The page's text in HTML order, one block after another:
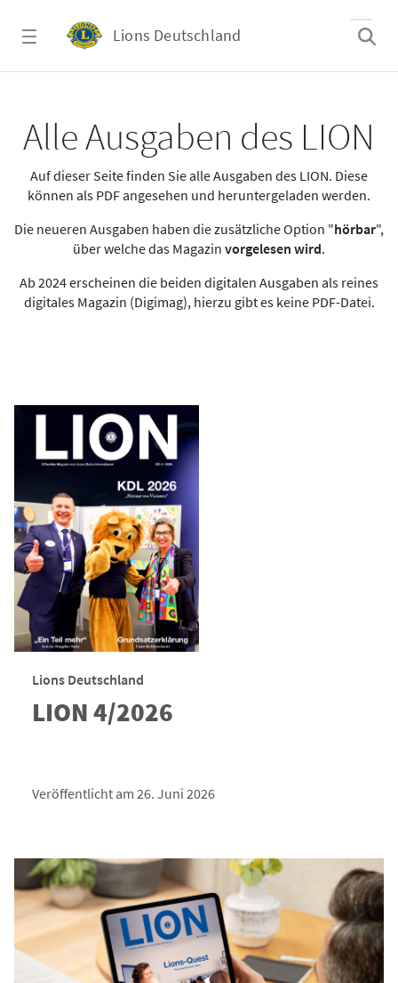
Lions Deutschland
Alle Ausgaben des LION
Auf dieser Seite finden Sie alle Ausgaben des LION. Diese
können als PDF angesehen und heruntergeladen werden.
Die neueren Ausgaben haben die zusätzliche Option "hörbar",
über welche das Magazin vorgelesen wird.
Ab 2024 erscheinen die beiden digitalen Ausgaben als reines
digitales Magazin (Digimag), hierzu gibt es keine PDF-Datei.
Lions Deutschland
LION 4/2026
Veröffentlicht am 26. Juni 2026